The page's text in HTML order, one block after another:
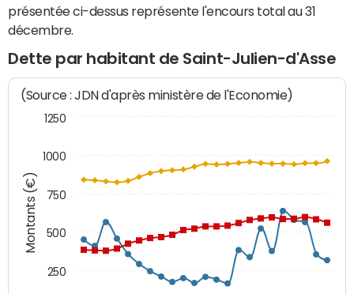
présentée ci-dessus représente l'encours total au 31
décembre.
Dette par habitant de Saint-Julien-d'Asse
Montants (€)
(Source : JDN d'après ministère de l'Economie)
250
500
750
1000
1250